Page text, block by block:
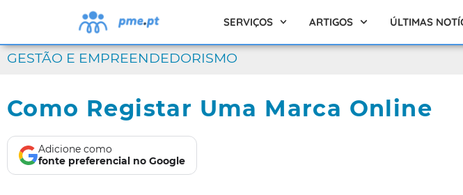
SERVIÇOS ARTIGOS ÚLTIMAS
GESTÃO E EMPREENDEDORISMO
Como Registar Uma Marca Online
Adicione como
fonte preferencial no Google